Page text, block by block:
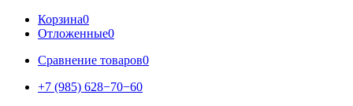
Корзина0
Отложенные0
Сравнение товаров0
+7 (985) 628−70−60